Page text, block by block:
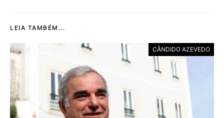
LEIA TAMBÉM...
CÂNDIDO AZEVEDO